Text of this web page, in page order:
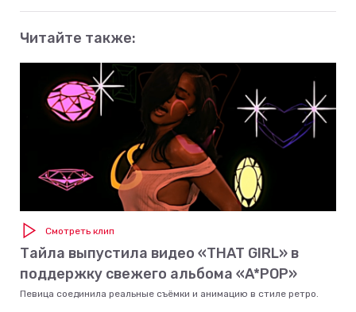
Читайте также:
Смотреть клип
Тайла выпустила видео «THAT GIRL» в
поддержку свежего альбома «A*POP»
Певица соединила реальные съёмки и анимацию в стиле ретро.